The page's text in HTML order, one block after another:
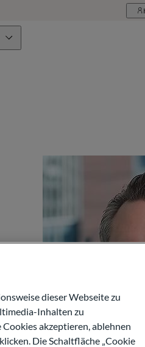
dieser Webseite zu
Inhalten zu
akzeptieren, ablehnen
Die Schaltfläche „Cookie